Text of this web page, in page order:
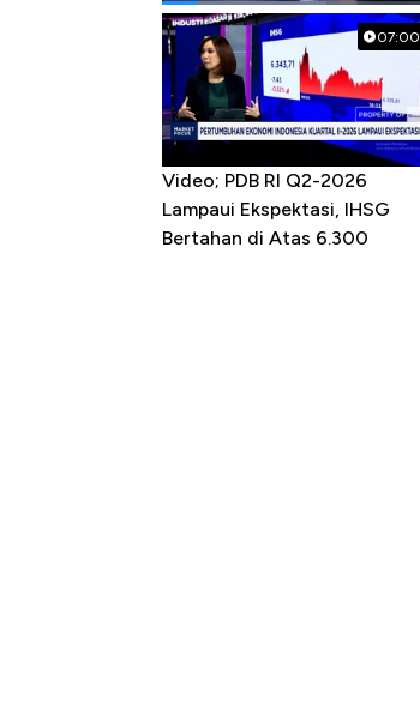
07:00
Video; PDB RI Q2-2026
Lampaui Ekspektasi, IHSG
Bertahan di Atas 6.300